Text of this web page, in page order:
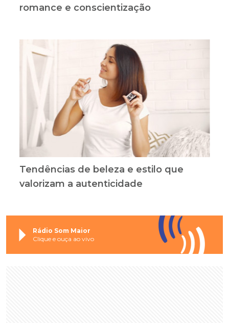
romance e conscientização
Tendências de beleza e estilo que
valorizam a autenticidade
Rádio Som Maior
Clique e ouça ao vivo